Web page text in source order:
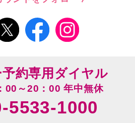
約専用ダイヤル
00～20：00 年中無休
5533-1000